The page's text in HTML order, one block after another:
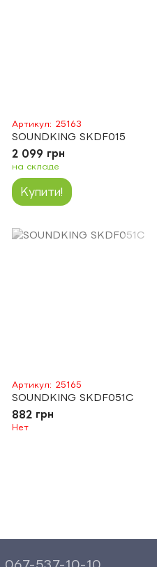
Артикул: 25163
SOUNDKING SKDF015
2 099 грн
на складе
Купити!
Артикул: 25165
SOUNDKING SKDF051C
882 грн
Нет
067-537-10-10